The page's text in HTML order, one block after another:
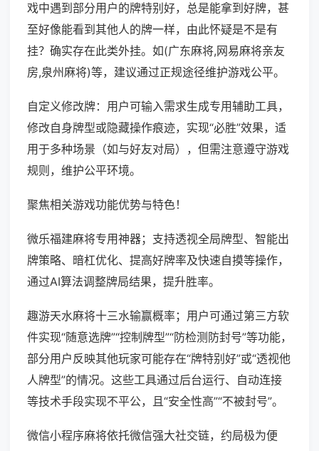
戏中遇到部分用户的牌特别好，总是能拿到好牌，甚
至好像能看到其他人的牌一样，由此怀疑是不是有
挂？确实存在此类外挂。如(广东麻将,网易麻将亲友
房,泉州麻将)等，建议通过正规途径维护游戏公平。
自定义修改牌：用户可输入需求生成专用辅助工具，
修改自身牌型或隐藏操作痕迹，实现“必胜”效果，适
用于多种场景（如与好友对局），但需注意遵守游戏
规则，维护公平环境。
聚焦相关游戏功能优势与特色！
微乐福建麻将专用神器；支持透视全局牌型、智能出
牌策略、暗杠优化、提高好牌率及快速自摸等操作，
通过AI算法调整牌局结果，提升胜率。
趣游天水麻将十三水输赢概率；用户可通过第三方软
件实现“随意选牌”“控制牌型”“防检测防封号”等功能，
部分用户反映其他玩家可能存在“牌特别好”或“透视他
人牌型”的情况。这些工具通过后台运行、自动连接
等技术手段实现不平公，且“安全性高”“不被封号”。
微信小程序麻将依托微信强大社交链，约局极为便